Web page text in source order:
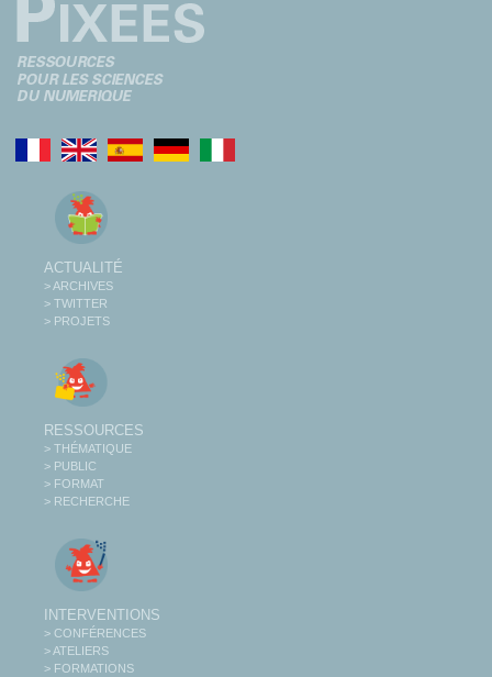
ACTUALITÉ
> ARCHIVES
> TWITTER
> PROJETS
RESSOURCES
> THÉMATIQUE
> PUBLIC
> FORMAT
> RECHERCHE
INTERVENTIONS
> CONFÉRENCES
> ATELIERS
> FORMATIONS